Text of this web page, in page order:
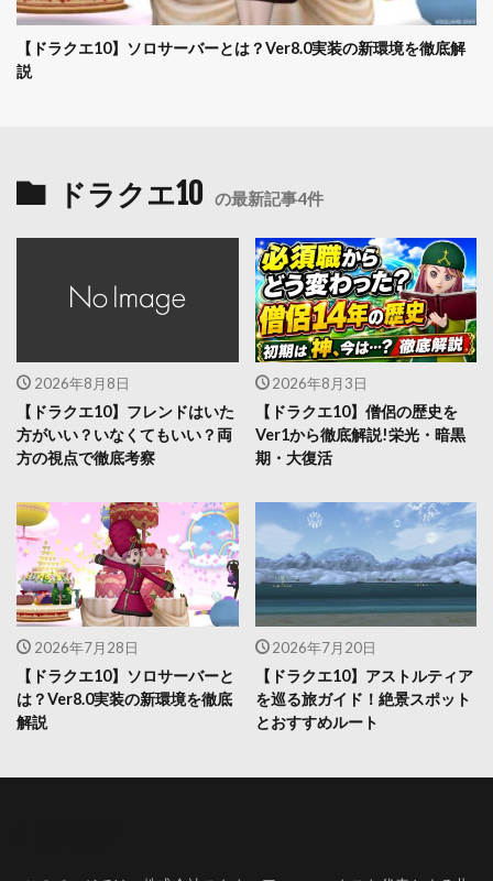
【ドラクエ10】ソロサーバーとは？Ver8.0実装の新環境を徹底解
説
ドラクエ10 の最新記事4件
2026年8月8日
【ドラクエ10】フレンドはいた
方がいい？いなくてもいい？両
方の視点で徹底考察
2026年8月3日
【ドラクエ10】僧侶の歴史を
Ver1から徹底解説!栄光・暗黒
期・大復活
2026年7月28日
【ドラクエ10】ソロサーバーと
は？Ver8.0実装の新環境を徹底
解説
2026年7月20日
【ドラクエ10】アストルティア
を巡る旅ガイド！絶景スポット
とおすすめルート